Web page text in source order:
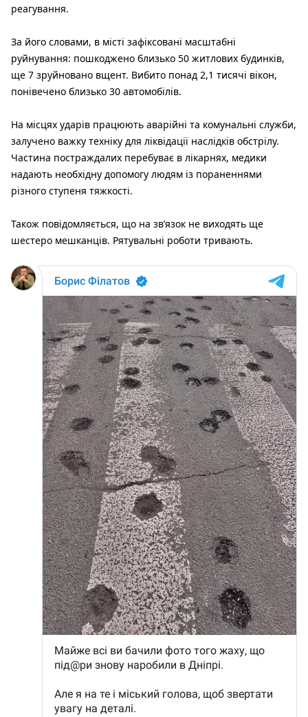
реагування.
За його словами, в місті зафіксовані масштабні
руйнування: пошкоджено близько 50 житлових будинків,
ще 7 зруйновано вщент. Вибито понад 2,1 тисячі вікон,
понівечено близько 30 автомобілів.
На місцях ударів працюють аварійні та комунальні служби,
залучено важку техніку для ліквідації наслідків обстрілу.
Частина постраждалих перебуває в лікарнях, медики
надають необхідну допомогу людям із пораненнями
різного ступеня тяжкості.
Також повідомляється, що на зв’язок не виходять ще
шестеро мешканців. Рятувальні роботи тривають.